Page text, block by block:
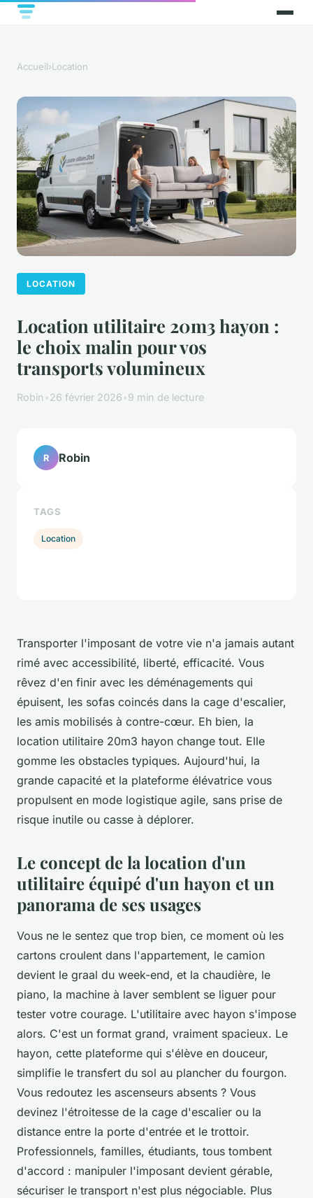
Accueil›Location
LOCATION
Location utilitaire 20m3 hayon :
le choix malin pour vos
transports volumineux
Robin •26 février 2026•9 min de lecture
Transporter l'imposant de votre vie n'a jamais autant
rimé avec accessibilité, liberté, efficacité. Vous
rêvez d'en finir avec les déménagements qui
épuisent, les sofas coincés dans la cage d'escalier,
les amis mobilisés à contre-cœur. Eh bien, la
location utilitaire 20m3 hayon change tout. Elle
gomme les obstacles typiques. Aujourd'hui, la
grande capacité et la plateforme élévatrice vous
propulsent en mode logistique agile, sans prise de
risque inutile ou casse à déplorer.
Le concept de la location d'un
utilitaire équipé d'un hayon et un
panorama de ses usages
Vous ne le sentez que trop bien, ce moment où les
cartons croulent dans l'appartement, le camion
devient le graal du week-end, et la chaudière, le
piano, la machine à laver semblent se liguer pour
tester votre courage. L'utilitaire avec hayon s'impose
alors. C'est un format grand, vraiment spacieux. Le
hayon, cette plateforme qui s'élève en douceur,
simplifie le transfert du sol au plancher du fourgon.
Vous redoutez les ascenseurs absents ? Vous
devinez l'étroitesse de la cage d'escalier ou la
distance entre la porte d'entrée et le trottoir.
Professionnels, familles, étudiants, tous tombent
d'accord : manipuler l'imposant devient gérable,
sécuriser le transport n'est plus négociable. Plus
R Robin
TAGS
Location